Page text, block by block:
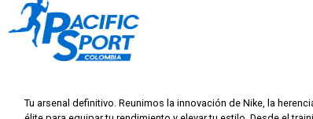
Tu arsenal definitivo. Reunimos la innovación de Nike, la